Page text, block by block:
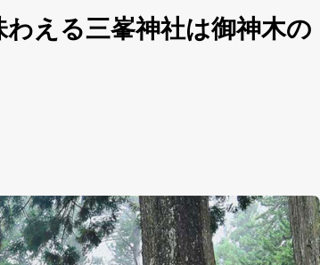
える三峯神社は御神木の